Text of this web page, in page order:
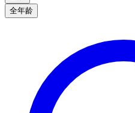
全年龄